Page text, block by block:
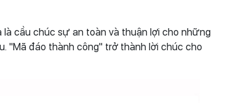
cầu chúc sự an toàn và thuận lợi cho những
"Mã đáo thành công" trở thành lời chúc cho